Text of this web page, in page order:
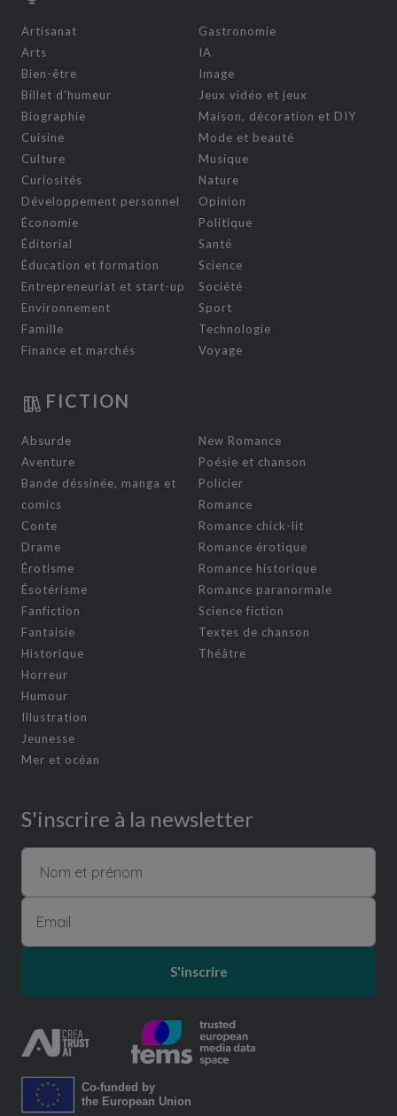
Artisanat
Arts
Bien-être
Billet d'humeur
Biographie
Cuisine
Culture
Curiosités
Développement personnel
Économie
Éditorial
Éducation et formation
Entrepreneuriat et start-up
Environnement
Famille
Finance et marchés
Gastronomie
IA
Image
Jeux vidéo et jeux
Maison, décoration et DIY
Mode et beauté
Musique
Nature
Opinion
Politique
Santé
Science
Société
Sport
Technologie
Voyage
FICTION
Absurde
Aventure
Bande déssinée, manga et
comics
Conte
Drame
Érotisme
Ésotérisme
Fanfiction
Fantaisie
Historique
Horreur
Humour
Illustration
Jeunesse
Mer et océan
New Romance
Poésie et chanson
Policier
Romance
Romance chick-lit
Romance érotique
Romance historique
Romance paranormale
Science fiction
Textes de chanson
Théâtre
S'inscrire à la newsletter
S'inscrire
Co-funded by
the European Union